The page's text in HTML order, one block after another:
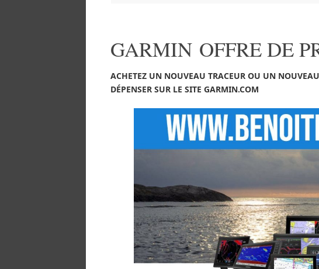
GARMIN OFFRE DE
ACHETEZ UN NOUVEAU TRACEUR OU UN
DÉPENSER SUR LE SITE GARMIN.COM